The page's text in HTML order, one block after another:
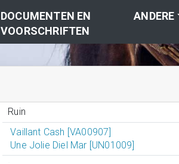
DOCUMENTEN EN
VOORSCHRIFTEN
ANDERE
Ruin
Vaillant Cash [VA00907]
Une Jolie Diel Mar [UN01009]